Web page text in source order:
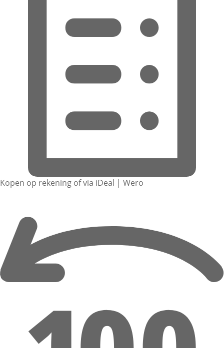
Kopen op rekening of via iDeal | Wero